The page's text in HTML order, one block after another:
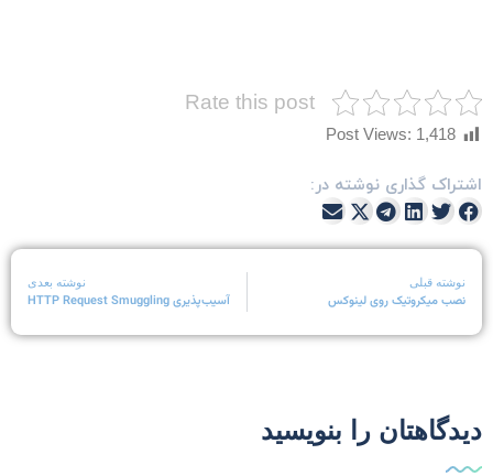
Rate this post
Post Views: 1,418
گذاری نوشته در:
نوشته قبلی
نصب میکروتیک روی لینوکس
نوشته بعدی
آسیب‌پذیری HTTP Request Smuggling
را بنویسید